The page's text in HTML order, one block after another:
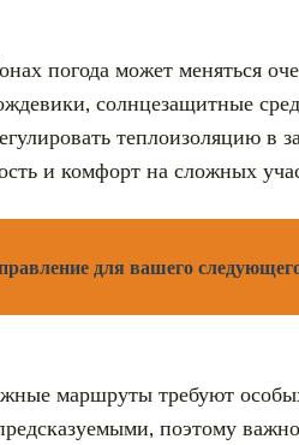
погода может меняться
солнцезащитные
теплоизоляцию в
и комфорт на сложных
для вашего
маршруты требуют
поэтому